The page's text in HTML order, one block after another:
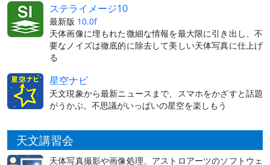
ステライメージ10
最新版 10.0f
天体画像に埋もれた微細な情報を最大限に引き出し、不
要なノイズは徹底的に除去して美しい天体写真に仕上げ
る
星空ナビ
天文現象から最新ニュースまで、スマホをかざすと話題
がうかぶ。不思議がいっぱいの星空を楽しもう
天文講習会
天体写真撮影や画像処理、アストロアーツのソフトウェ